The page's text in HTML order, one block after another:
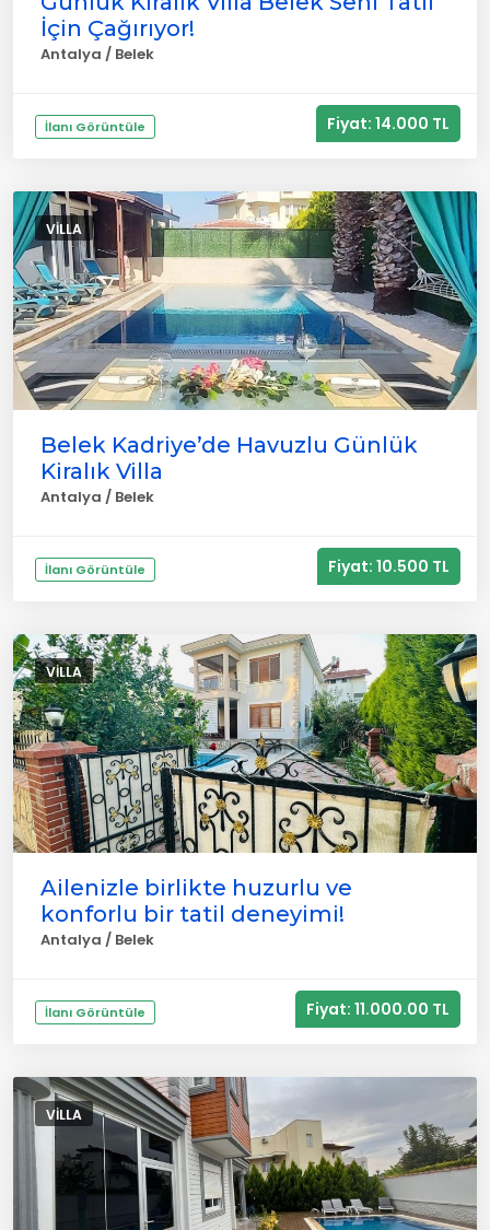
İçin Çağırıyor!
Antalya / Belek
İlanı Görüntüle Fiyat: 14.000 TL
VILLA
Belek Kadriye’de Havuzlu Günlük
Kiralık Villa
Antalya / Belek
İlanı Görüntüle Fiyat: 10.500 TL
VILLA
Ailenizle birlikte huzurlu ve
konforlu bir tatil deneyimi!
Antalya / Belek
İlanı Görüntüle Fiyat: 11.000.00 TL
VILLA